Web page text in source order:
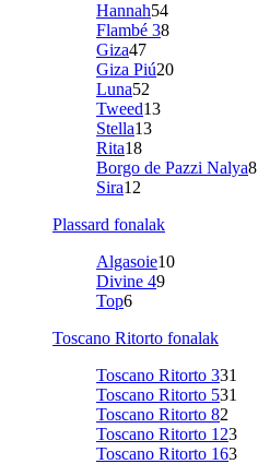
Hannah54
Flambé 38
Giza47
Giza Piú20
Luna52
Tweed13
Stella13
Rita18
Borgo de Pazzi Nalya8
Sira12
Plassard fonalak
Algasoie10
Divine 49
Top6
Toscano Ritorto fonalak
Toscano Ritorto 331
Toscano Ritorto 531
Toscano Ritorto 82
Toscano Ritorto 123
Toscano Ritorto 163